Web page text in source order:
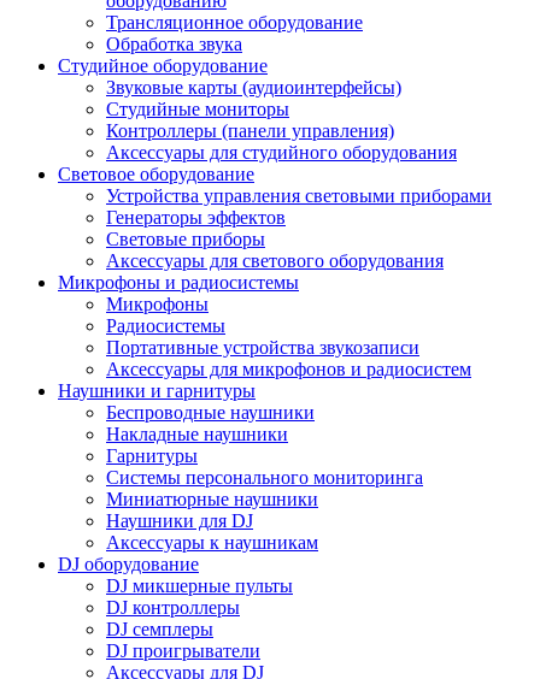
Трансляционное оборудование
Обработка звука
Студийное оборудование
Звуковые карты (аудиоинтерфейсы)
Студийные мониторы
Контроллеры (панели управления)
Аксессуары для студийного оборудования
Световое оборудование
Устройства управления световыми приборами
Генераторы эффектов
Световые приборы
Аксессуары для светового оборудования
Микрофоны и радиосистемы
Микрофоны
Радиосистемы
Портативные устройства звукозаписи
Аксессуары для микрофонов и радиосистем
Наушники и гарнитуры
Беспроводные наушники
Накладные наушники
Гарнитуры
Системы персонального мониторинга
Миниатюрные наушники
Наушники для DJ
Аксессуары к наушникам
DJ оборудование
DJ микшерные пульты
DJ контроллеры
DJ семплеры
DJ проигрыватели
Аксессуары для DJ